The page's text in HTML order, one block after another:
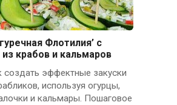
Флотилия’ с
крабов и кальмаров
создать эффектные закуски
используя огурцы,
и кальмары. Пошаговое